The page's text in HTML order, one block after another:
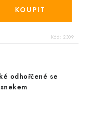
Kód: 2309
odhořčené se